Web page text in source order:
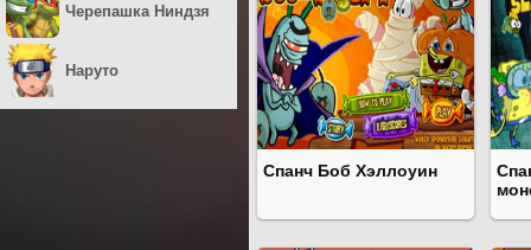
Спанч Боб Хэллоуин
Черепашка Ниндзя
Наруто